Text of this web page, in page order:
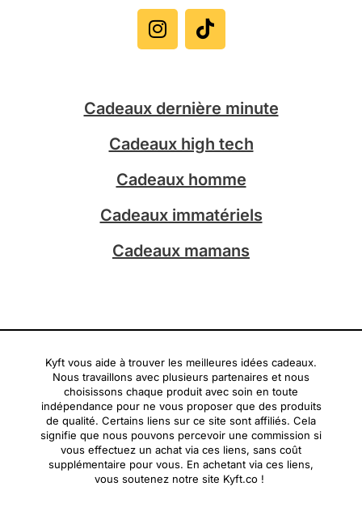
n
s
t
r
a
m
i
k
t
Cadeaux dernière minute
Cadeaux high tech
Cadeaux homme
Cadeaux immatériels
Cadeaux mamans
Kyft vous aide à trouver les meilleures idées cadeaux.
Nous travaillons avec plusieurs partenaires et nous
choisissons chaque produit avec soin en toute
indépendance pour ne vous proposer que des produits
de qualité. Certains liens sur ce site sont affiliés. Cela
signifie que nous pouvons percevoir une commission si
vous effectuez un achat via ces liens, sans coût
supplémentaire pour vous. En achetant via ces liens,
vous soutenez notre site Kyft.co !